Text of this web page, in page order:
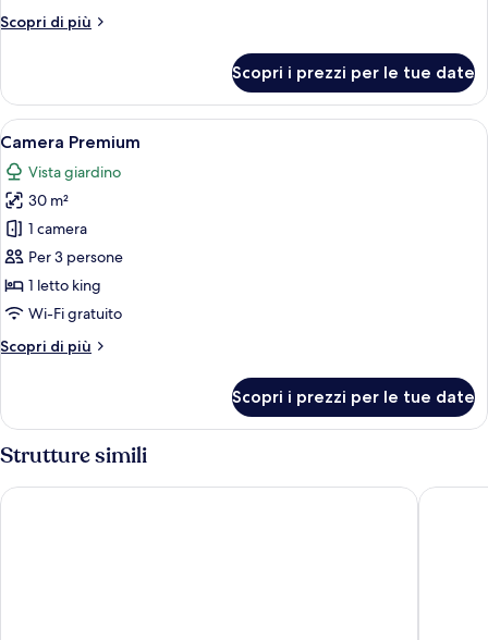
Scopri di più
Altri
Superior
Scopri i prezzi per le tue date
Apri
tutte
le
foto
per
Camera
Premium
Una camera d'albergo moderna con
9
Camera Premium
Vista giardino
30 m²
1 camera
Per 3 persone
1 letto king
Wi-Fi gratuito
Scopri di più
Altri
Premium
Scopri i prezzi per le tue date
Strutture simili
Residhotel – Résidence Pont du Gard La